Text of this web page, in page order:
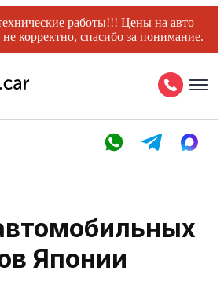
работы!!! Цены на авто
корректно, спасибо за понимание.
Японии